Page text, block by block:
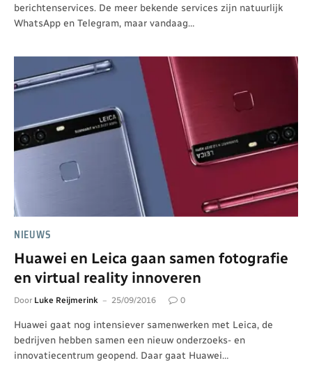
berichtenservices. De meer bekende services zijn natuurlijk
WhatsApp en Telegram, maar vandaag…
NIEUWS
Huawei en Leica gaan samen fotografie
en virtual reality innoveren
Door Luke Reijmerink 25/09/2016 0
Huawei gaat nog intensiever samenwerken met Leica, de
bedrijven hebben samen een nieuw onderzoeks- en
innovatiecentrum geopend. Daar gaat Huawei…